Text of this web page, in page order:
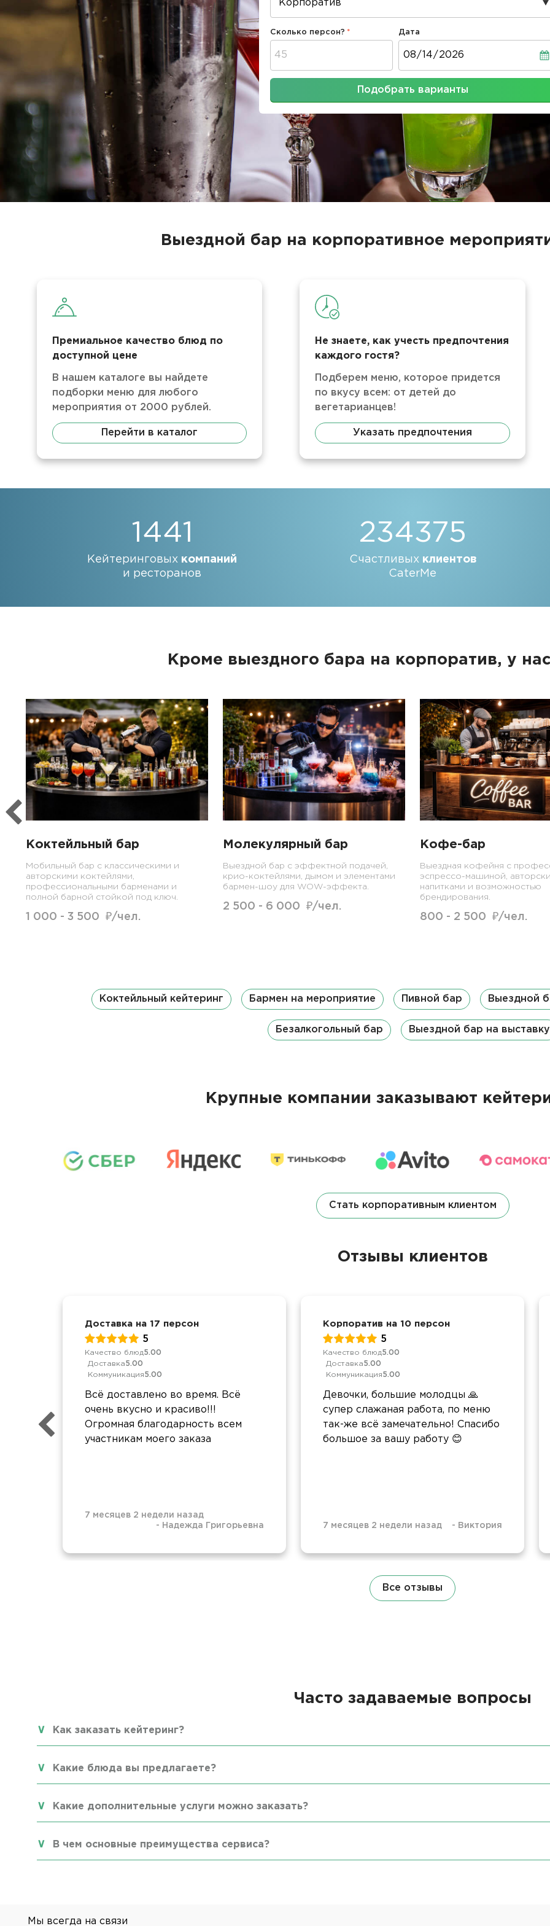
Сколько персон? Дата
Подобрать варианты
Выездной бар на корпоративное
Премиальное качество блюд по
доступной цене
В нашем каталоге вы найдете
подборки меню для любого
мероприятия от 2000 рублей.
Перейти в каталог
Не знаете, как учесть предпочтения
каждого гостя?
Подберем меню, которое придется
по вкусу всем: от детей до
вегетарианцев!
Указать предпочтения
1441
Кейтеринговых компаний
и ресторанов
234375
Счастливых клиентов
CaterMe
Кроме выездного бара на корпоратив, у
Коктейльный бар
Мобильный бар с классическими и
авторскими коктейлями,
профессиональными барменами и
полной барной стойкой под ключ.
1 000 - 3 500 ₽/чел.
Молекулярный бар
Выездной бар с эффектной подачей,
крио-коктейлями, дымом и элементами
бармен-шоу для WOW-эффекта.
2 500 - 6 000 ₽/чел.
Кофе-бар
Выездная кофейня с
эспрессо-машиной,
напитками и возможностью
брендирования.
800 - 2 500 ₽/чел.
Коктейльный кейтеринг Бармен на мероприятие Пивной бар Выездной
Безалкогольный бар Выездной бар на выставку
Крупные компании заказывают
Стать корпоративным клиентом
Отзывы клиентов
Доставка на 17 персон
5
Качество блюд5.00
Доставка5.00
Коммуникация5.00
Всё доставлено во время. Всё
очень вкусно и красиво!!!
Огромная благодарность всем
участникам моего заказа
7 месяцев 2 недели назад
- Надежда Григорьевна
Корпоратив на 10 персон
5
Качество блюд5.00
Доставка5.00
Коммуникация5.00
Девочки, большие молодцы 🙏
супер слажаная работа, по меню
так-же всё замечательно! Спасибо
большое за вашу работу 😊
7 месяцев 2 недели назад - Виктория
Все отзывы
Часто задаваемые вопросы
Как заказать кейтеринг?
Какие блюда вы предлагаете?
Какие дополнительные услуги можно заказать?
В чем основные преимущества сервиса?
Мы всегда на связи